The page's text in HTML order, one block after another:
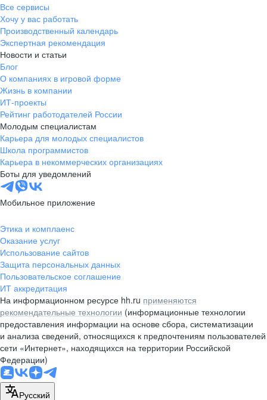
Все сервисы
Хочу у вас работать
Производственный календарь
Экспертная рекомендация
Новости и статьи
Блог
О компаниях в игровой форме
Жизнь в компании
ИТ-проекты
Рейтинг работодателей России
Молодым специалистам
Карьера для молодых специалистов
Школа программистов
Карьера в некоммерческих организациях
Боты для уведомлений
Мобильное приложение
Этика и комплаенс
Оказание услуг
Использование сайтов
Защита персональных данных
Пользовательское соглашение
ИТ аккредитация
На информационном ресурсе hh.ru применяются
рекомендательные технологии (информационные технологии
предоставления информации на основе сбора, систематизации
и анализа сведений, относящихся к предпочтениям пользователей
сети «Интернет», находящихся на территории Российской
Федерации)
Русский